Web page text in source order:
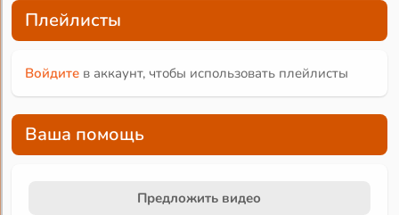
Плейлисты
Войдите в аккаунт, чтобы использовать плейлисты
Ваша помощь
Предложить видео